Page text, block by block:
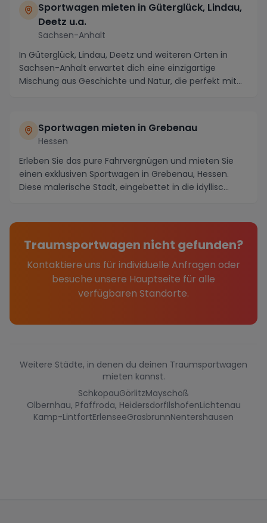
Sportwagen mieten in Güterglück, Lindau,
Deetz u.a.
Sachsen-Anhalt
In Güterglück, Lindau, Deetz und weiteren Orten in
Sachsen-Anhalt erwartet dich eine einzigartige
Mischung aus Geschichte und Natur, die perfekt mit
Sportwagen mieten in Grebenau
Hessen
Erleben Sie das pure Fahrvergnügen und mieten Sie
einen exklusiven Sportwagen in Grebenau, Hessen.
Diese malerische Stadt, eingebettet in die idyllisc...
Traumsportwagen nicht gefunden?
Kontaktiere uns für individuelle Anfragen oder
besuche unsere Hauptseite für alle
verfügbaren Standorte.
Weitere Städte, in denen du deinen Traumsportwagen
mieten kannst.
SchkopauGörlitzMayschoß
Olbernhau, Pfaffroda, HeidersdorfIlshofenLichtenau
Kamp-LintfortErlenseeGrasbrunnNentershausen